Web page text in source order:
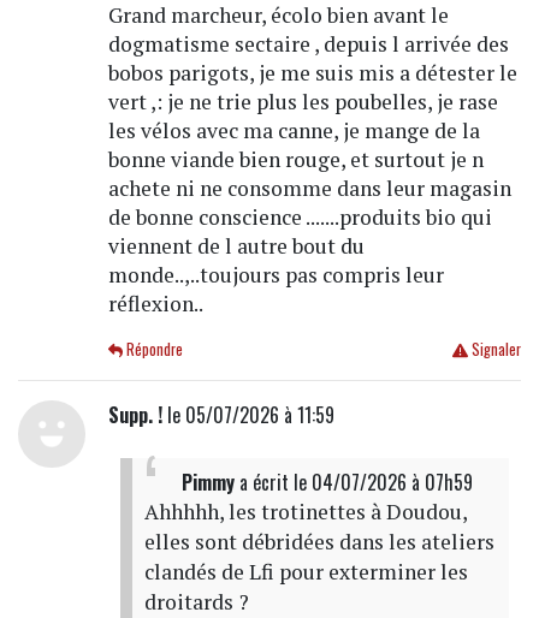
Grand marcheur, écolo bien avant le
dogmatisme sectaire , depuis l arrivée des
bobos parigots, je me suis mis a détester le
vert ,: je ne trie plus les poubelles, je rase
les vélos avec ma canne, je mange de la
bonne viande bien rouge, et surtout je n
achete ni ne consomme dans leur magasin
de bonne conscience .......produits bio qui
viennent de l autre bout du
monde..,..toujours pas compris leur
réflexion..
Signaler
Répondre
Supp. !le 05/07/2026 à 11:59
Pimmya écrit le 04/07/2026 à 07h59
Ahhhhh, les trotinettes à Doudou,
elles sont débridées dans les ateliers
clandés de Lfi pour exterminer les
droitards ?